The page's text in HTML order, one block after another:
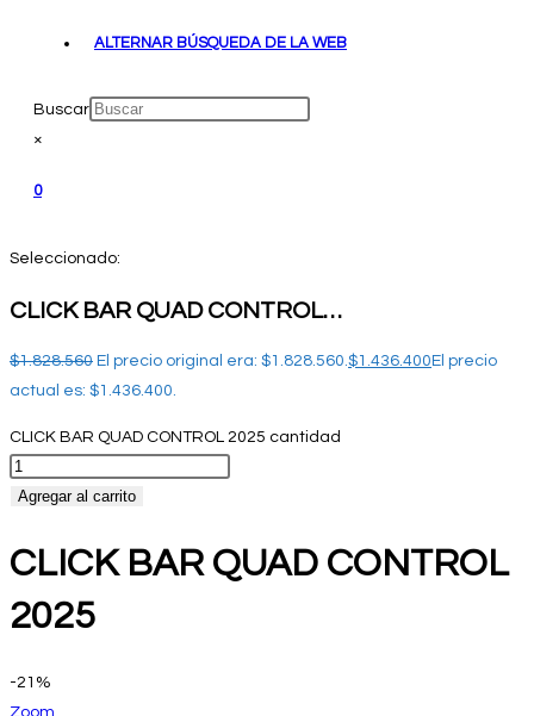
ALTERNAR BÚSQUEDA DE LA WEB
Buscar
×
0
Seleccionado:
CLICK BAR QUAD CONTROL…
$1.828.560 El precio original era: $1.828.560.$1.436.400 El precio
actual es: $1.436.400.
CLICK BAR QUAD CONTROL 2025 cantidad
Agregar al carrito
CLICK BAR QUAD CONTROL
2025
-21%
Zoom